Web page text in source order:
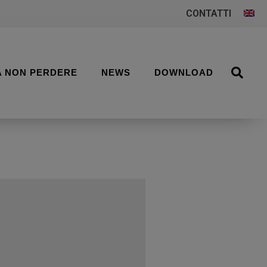
CONTATTI
NON PERDERE NEWS DOWNLOAD